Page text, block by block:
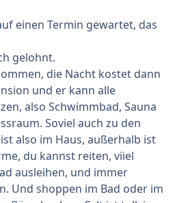
einen Termin gewartet, das
gelohnt.
die Nacht kostet dann
und er kann alle
also Schwimmbad, Sauna
Soviel auch zu den
also im Haus, außerhalb ist
du kannst reiten, viiel
ausleihen, und immer
Und shoppen im Bad oder im